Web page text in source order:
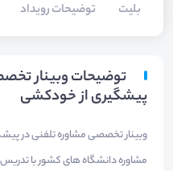
بلیت‌ توضیحات رویداد
توضیحات وبینار
پیشگیری از خودکشی
وبینار تخصصی مشاوره تلفنی در
مشاوره دانشگاه های کشور با تدریس